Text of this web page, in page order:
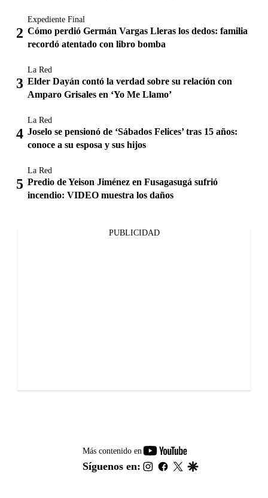
Expediente Final
Cómo perdió Germán Vargas Lleras los dedos: familia
recordó atentado con libro bomba
La Red
Elder Dayán contó la verdad sobre su relación con
Amparo Grisales en ‘Yo Me Llamo’
La Red
Joselo se pensionó de ‘Sábados Felices’ tras 15 años:
conoce a su esposa y sus hijos
La Red
Predio de Yeison Jiménez en Fusagasugá sufrió
incendio: VIDEO muestra los daños
PUBLICIDAD
Más contenido en
youtube-
footer
Síguenos en: instagram
facebook
twitter